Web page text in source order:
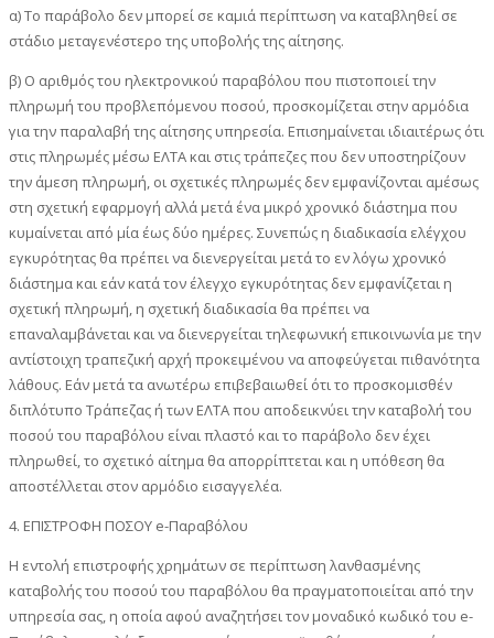
α) Το παράβολο δεν μπορεί σε καμιά περίπτωση να καταβληθεί σε
στάδιο μεταγενέστερο της υποβολής της αίτησης.
β) Ο αριθμός του ηλεκτρονικού παραβόλου που πιστοποιεί την
πληρωμή του προβλεπόμενου ποσού, προσκομίζεται στην αρμόδια
για την παραλαβή της αίτησης υπηρεσία. Επισημαίνεται ιδιαιτέρως ότι
στις πληρωμές μέσω ΕΛΤΑ και στις τράπεζες που δεν υποστηρίζουν
την άμεση πληρωμή, οι σχετικές πληρωμές δεν εμφανίζονται αμέσως
στη σχετική εφαρμογή αλλά μετά ένα μικρό χρονικό διάστημα που
κυμαίνεται από μία έως δύο ημέρες. Συνεπώς η διαδικασία ελέγχου
εγκυρότητας θα πρέπει να διενεργείται μετά το εν λόγω χρονικό
διάστημα και εάν κατά τον έλεγχο εγκυρότητας δεν εμφανίζεται η
σχετική πληρωμή, η σχετική διαδικασία θα πρέπει να
επαναλαμβάνεται και να διενεργείται τηλεφωνική επικοινωνία με την
αντίστοιχη τραπεζική αρχή προκειμένου να αποφεύγεται πιθανότητα
λάθους. Εάν μετά τα ανωτέρω επιβεβαιωθεί ότι το προσκομισθέν
διπλότυπο Τράπεζας ή των ΕΛΤΑ που αποδεικνύει την καταβολή του
ποσού του παραβόλου είναι πλαστό και το παράβολο δεν έχει
πληρωθεί, το σχετικό αίτημα θα απορρίπτεται και η υπόθεση θα
αποστέλλεται στον αρμόδιο εισαγγελέα.
4. ΕΠΙΣΤΡΟΦΗ ΠΟΣΟΥ e-Παραβόλου
Η εντολή επιστροφής χρημάτων σε περίπτωση λανθασμένης
καταβολής του ποσού του παραβόλου θα πραγματοποιείται από την
υπηρεσία σας, η οποία αφού αναζητήσει τον μοναδικό κωδικό του e-